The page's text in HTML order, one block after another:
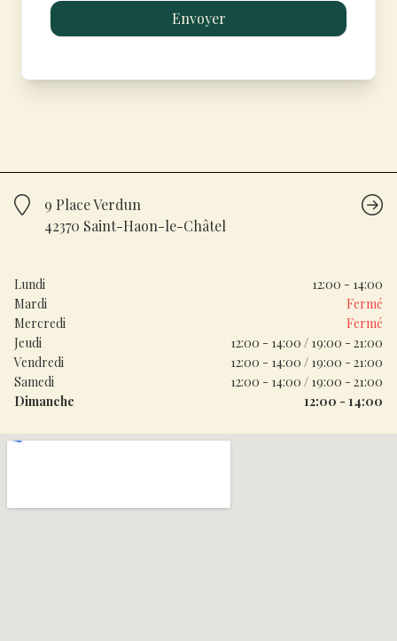
Envoyer
9 Place Verdun
42370 Saint-Haon-le-Châtel
Lundi
12:00 - 14:00
Mardi
Fermé
Mercredi
Fermé
Jeudi
12:00 - 14:00 / 19:00 - 21:00
Vendredi
12:00 - 14:00 / 19:00 - 21:00
Samedi
12:00 - 14:00 / 19:00 - 21:00
Dimanche
12:00 - 14:00